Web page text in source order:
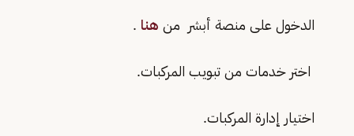
الدخول على منصة أبشر من هنا .
اختر خدمات من تبويب المركبات.
اختيار إدارة المركبات.